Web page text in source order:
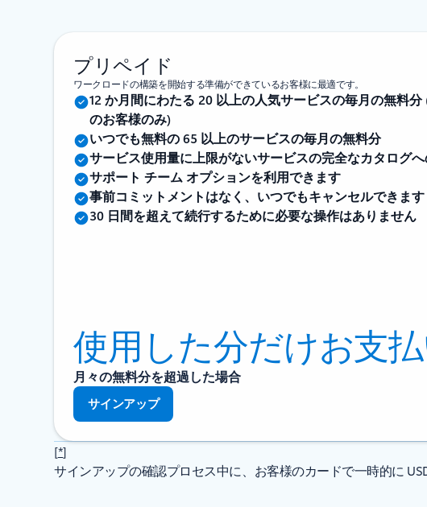
プリペイド
ワークロードの構築を開始する準備ができているお客様に最適です。
12 か月間にわたる 20 以上の人気サービスの毎月の無料分
のお客様のみ)
いつでも無料の 65 以上のサービスの毎月の無料分
サービス使用量に上限がないサービスの完全なカタログ
サポート チーム オプションを利用できます
事前コミットメントはなく、いつでもキャンセルできます
30 日間を超えて続行するために必要な操作はありません
使用した分だけお支
月々の無料分を超過した場合
サインアップ
[*]
サインアップの確認プロセス中に、お客様のカードで一時的に